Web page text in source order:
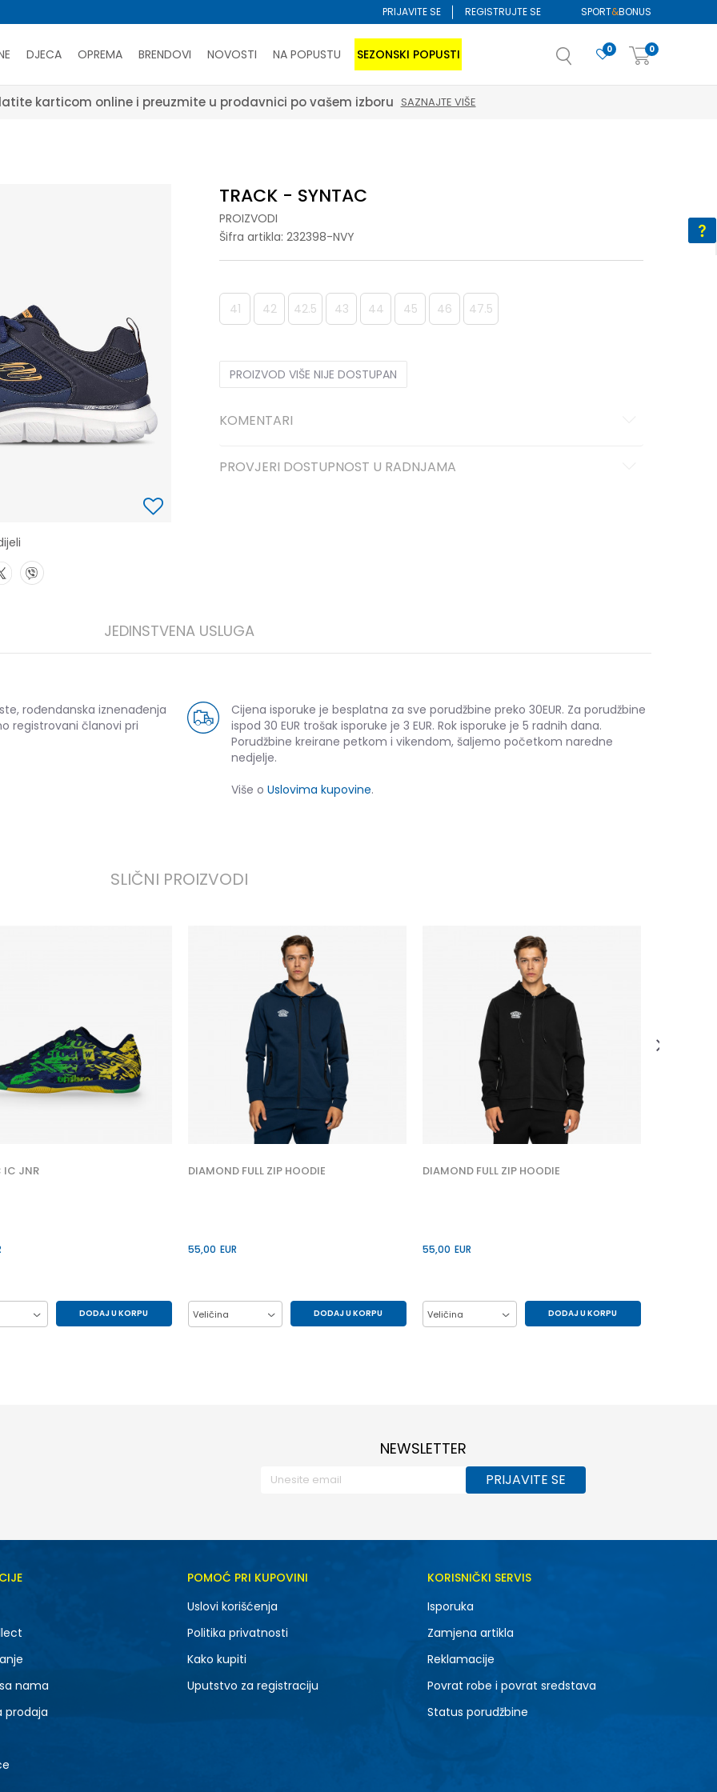
SPORT&BONUS
PRIJAVITE SE REGISTRUJTE SE
DJECA OPREMA BRENDOVI NOVOSTI NA POPUSTU SEZONSKI POPUSTI 0
0
Platite karticom online i preuzmite u prodavnici po vašem izboru SAZNAJTE VIŠE
TRACK - SYNTAC
PROIZVODI
Šifra artikla: 232398-NVY
41 42 42.5 43 44 45 46 47.5
PROIZVOD VIŠE NIJE DOSTUPAN
KOMENTARI
PROVJERI DOSTUPNOST U RADNJAMA
JEDINSTVENA USLUGA
rođendanska iznenađenja
registrovani članovi pri
Cijena isporuke je besplatna za sve porudžbine preko 30EUR. Za porudžbine
ispod 30 EUR trošak isporuke je 3 EUR. Rok isporuke je 5 radnih dana.
Porudžbine kreirane petkom i vikendom, šaljemo početkom naredne
nedjelje.
Više o Uslovima kupovine.
SLIČNI PROIZVODI
IC JNR
DODAJ U KORPU
DIAMOND FULL ZIP HOODIE
55,00 EUR
Veličina DODAJ U KORPU
DIAMOND FULL ZIP HOODIE
55,00 EUR
Veličina DODAJ U KORPU
59,00
NEWSLETTER
PRIJAVITE SE
nama
prodaja
POMOĆ PRI KUPOVINI
Uslovi korišćenja
Politika privatnosti
Kako kupiti
Uputstvo za registraciju
KORISNIČKI SERVIS
Isporuka
Zamjena artikla
Reklamacije
Povrat robe i povrat sredstava
Status porudžbine